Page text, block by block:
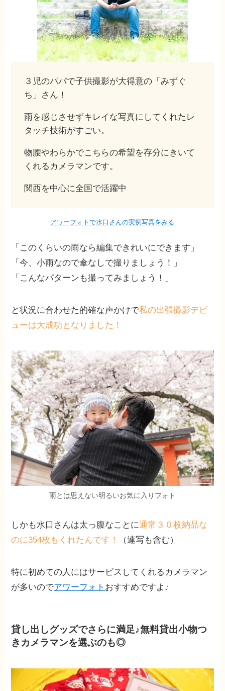
３児のパパで子供撮影が大得意の「みずぐ
ち」さん！
雨を感じさせずキレイな写真にしてくれたレ
タッチ技術がすごい。
物腰やわらかでこちらの希望を存分にきいて
くれるカメラマンです。
関西を中心に全国で活躍中
アワーフォトで水口さんの実例写真をみる
「このくらいの雨なら編集できれいにできます」
「今、小雨なので傘なしで撮りましょう！」
「こんなパターンも撮ってみましょう！」
と状況に合わせた的確な声かけで私の出張撮影デビ
ューは大成功となりました！
雨とは思えない明るいお気に入りフォト
しかも水口さんは太っ腹なことに通常３０枚納品な
のに354枚もくれたんです！
（連写も含む）
特に初めての人にはサービスしてくれるカメラマン
が多いのでアワーフォト おすすめですよ♪
貸し出しグッズでさらに満足♪無料貸出小物つ
きカメラマンを選ぶのも◎